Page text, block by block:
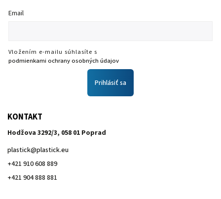
Email
Vložením e-mailu súhlasíte s
podmienkami ochrany osobných údajov
Prihlásiť sa
KONTAKT
Hodžova 3292/3, 058 01 Poprad
plastick@plastick.eu
+421 910 608 889
+421 904 888 881